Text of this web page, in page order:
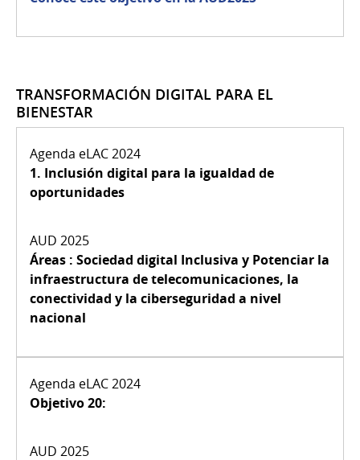
TRANSFORMACIÓN DIGITAL PARA EL
BIENESTAR
1. Inclusión digital para la igualdad de
oportunidades
Áreas : Sociedad digital Inclusiva y Potenciar la
infraestructura de telecomunicaciones, la
conectividad y la ciberseguridad a nivel
nacional
Objetivo 20: